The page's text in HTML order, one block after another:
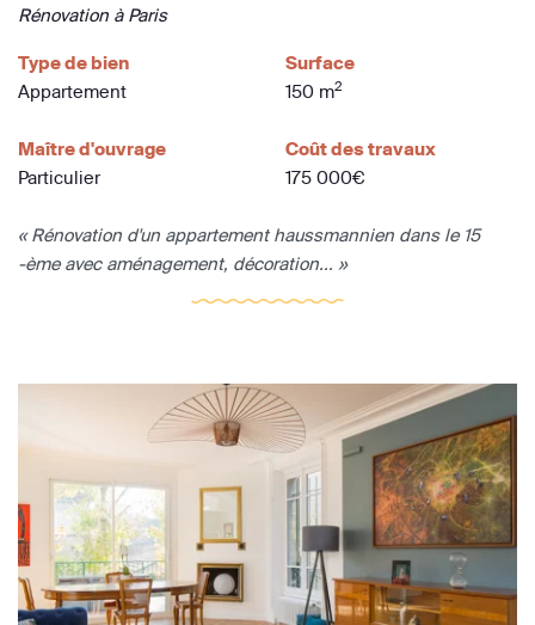
Rénovation à Paris
Type de bien
Appartement
Surface
150 m2
Maître d'ouvrage
Particulier
Coût des travaux
175 000€
« Rénovation d'un appartement haussmannien dans le 15
-ème avec aménagement, décoration... »